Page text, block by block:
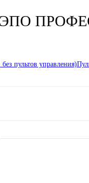
ЭПО
пультов управления)